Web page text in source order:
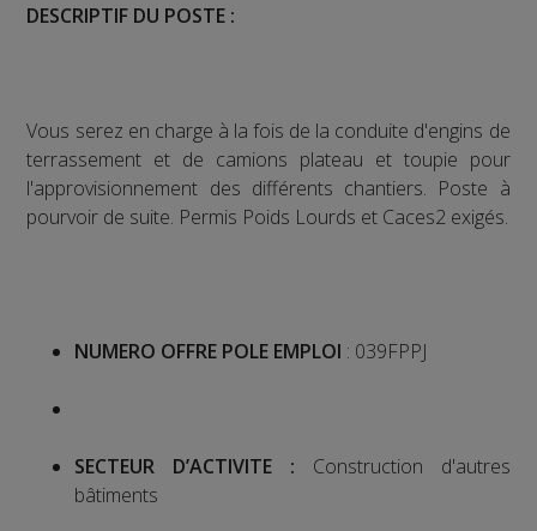
DESCRIPTIF DU POSTE :
Vous serez en charge à la fois de la conduite d'engins de
terrassement et de camions plateau et toupie pour
l'approvisionnement des différents chantiers. Poste à
pourvoir de suite. Permis Poids Lourds et Caces2 exigés.
NUMERO OFFRE POLE EMPLOI : 039FPPJ
SECTEUR D’ACTIVITE : Construction d'autres
bâtiments